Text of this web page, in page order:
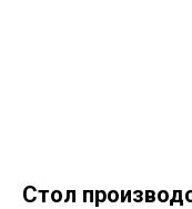
Стол